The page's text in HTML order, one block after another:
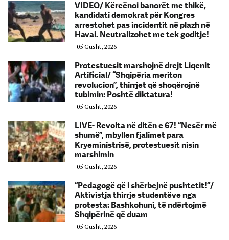
VIDEO/ Kërcënoi banorët me thikë,
kandidati demokrat për Kongres
arrestohet pas incidentit në plazh në
Havai. Neutralizohet me tek goditje!
05 Gusht, 2026
Protestuesit marshojnë drejt Liqenit
Artificial/ “Shqipëria meriton
revolucion”, thirrjet që shoqërojnë
tubimin: Poshtë diktatura!
05 Gusht, 2026
LIVE- Revolta në ditën e 67! “Nesër më
shumë”, mbyllen fjalimet para
Kryeministrisë, protestuesit nisin
marshimin
05 Gusht, 2026
“Pedagogë që i shërbejnë pushtetit!”/
Aktivistja thirrje studentëve nga
protesta: Bashkohuni, të ndërtojmë
Shqipërinë që duam
05 Gusht, 2026